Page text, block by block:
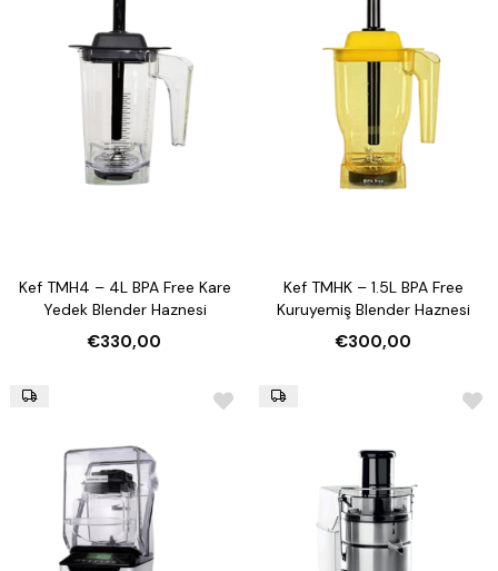
Kef TMH4 – 4L BPA Free Kare
Yedek Blender Haznesi
€330,00
Kef TMHK – 1.5L BPA Free
Kuruyemiş Blender Haznesi
€300,00